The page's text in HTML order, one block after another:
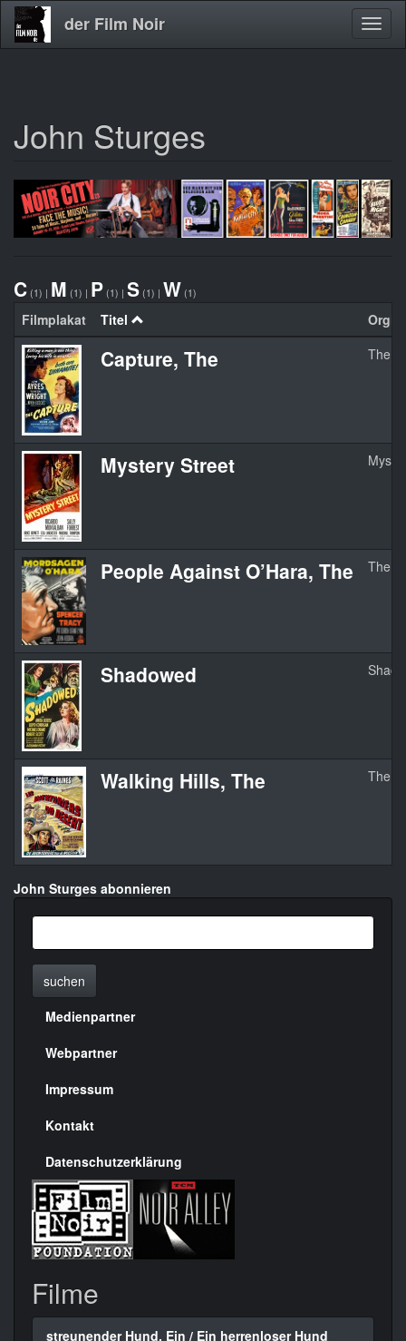
Direkt
zum
der Film Noir
John Sturges
C (1) | M (1) | P (1) | S (1) | W (1)
Filmplakat Titel
Capture, The The
Mystery Street
People Against O’Hara, The The
Shadowed
Walking Hills, The The
John Sturges abonnieren
suchen
Menülinks
rechte
Seite
Medienpartner
Webpartner
Impressum
Kontakt
Datenschutzerklärung
Filme
streunender Hund, Ein / Ein herrenloser Hund